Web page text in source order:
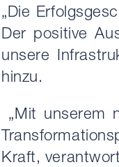
„Die
Der positive
unsere
hinzu.
„Mit unserem
Kraft,